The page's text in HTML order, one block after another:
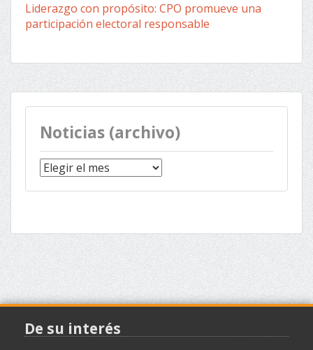
Liderazgo con propósito: CPO promueve una
participación electoral responsable
Noticias (archivo)
Noticias
(archivo)
De su interés